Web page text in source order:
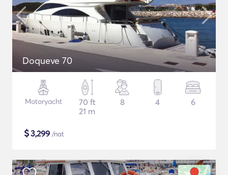
Doqueve 70
Motoryacht
70 ft
21 m
8 4 6
$3,299 /nat